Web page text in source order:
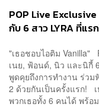
POP Live
กับ 6 สาว LYRA ที่แร
"เธอชอบไอติม Vanilla"
เนย, ฟ้อนด์, นิว และนิกี้
พูดคุยถึงการทำงาน ร่วม
2 ด้วยกันเป็นครั้งแรก!
พวกเธอทั้ง 6 คนได้ พร้อ